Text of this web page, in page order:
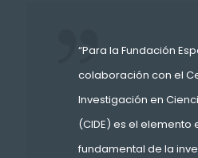
“Para la Fundación
colaboración con el
Investigación en
(CIDE) es el elemento
fundamental de la